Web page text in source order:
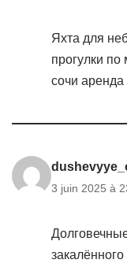
Яхта для
прогулки
сочи аренда
3 juin 2025 à
закалённого